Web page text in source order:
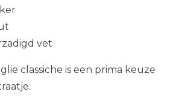
vet
classiche is een prima keuze